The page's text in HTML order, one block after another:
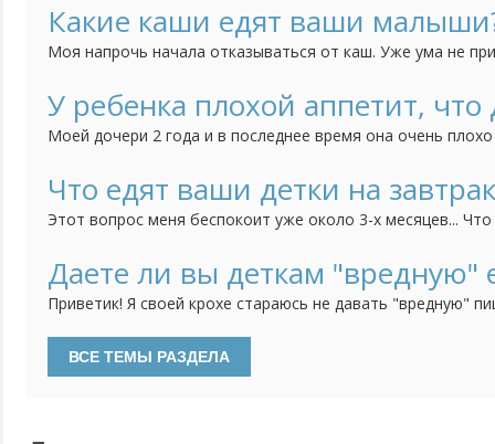
хочу.
Какие каши едят ваши
Моя напрочь начала отказываться от каш. Уже ума не
У ребенка плохой аппетит, что
Моей дочери 2 года и в последнее время она очень
лопает все что даю в больших или нормальных порциях,
несколько вообще может ничего не есть. Накормить
Что едят ваши детки на
Этот вопрос меня беспокоит уже около 3-х месяцев...
молоке, ооочень редко может соизволить покушать, да
вообще не в какую, творог - тоже самое. Я понимаю, что
Даете ли вы деткам "вредную"
Приветик! Я своей крохе стараюсь не давать "вредную"
"добра" наесться))) А вот, моя подруга, у нее девочка на
ей в 6 мес. малину давала, в год ребенок спокойно ел лук